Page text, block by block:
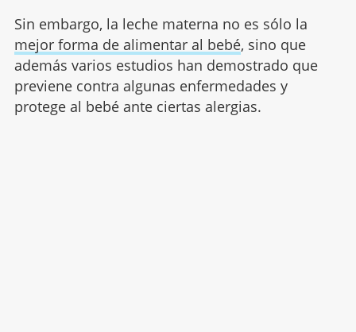
Sin embargo, la leche materna no es sólo la
mejor forma de alimentar al bebé, sino que
además varios estudios han demostrado que
previene contra algunas enfermedades y
protege al bebé ante ciertas alergias.